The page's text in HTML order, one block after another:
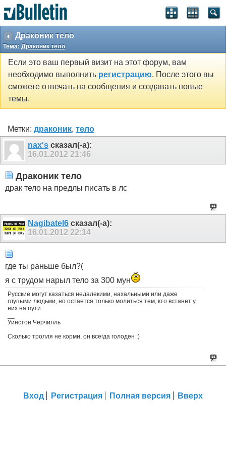
Драконик тело
Тема: Драконик тело
Если это ваш первый визит на этот форум, вам
необходимо выполнить регистрацию. После этого вы
сможете отвечать на сообщения и создавать новые
темы.
Метки: драконик, тело
nax's сказал(-а):
16.01.2012 21:46
Драконик тело
драк тело на предлы писать в лс
Nagibatel6 сказал(-а):
16.01.2012 22:14
где ты раньше был?(
я с трудом нарыл тело за 300 мун
Русские могут казаться недалекими, нахальными или даже
глупыми людьми, но остается только молиться тем, кто встанет у
них на пути.
Уинстон Черчилль
Сколько тролля не корми, он всегда голоден :)
Вход Регистрация Полная версия Вверх